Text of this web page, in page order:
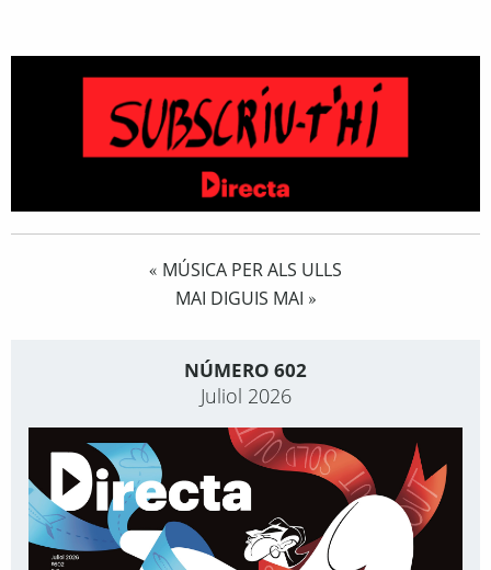
« MÚSICA PER ALS ULLS
MAI DIGUIS MAI »
NÚMERO 602
Juliol 2026